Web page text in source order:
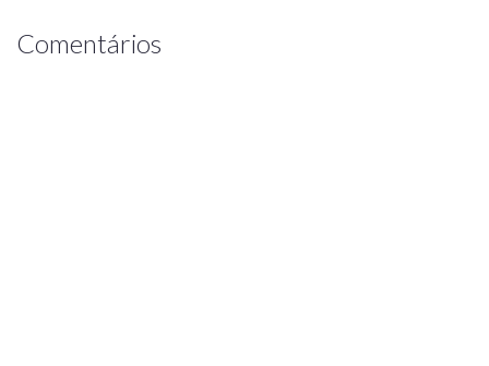
Comentários